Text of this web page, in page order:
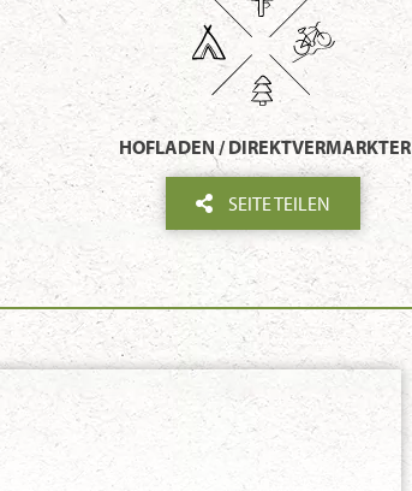
HOFLADEN / DIREKTVERMARKTER
SEITE TEILEN